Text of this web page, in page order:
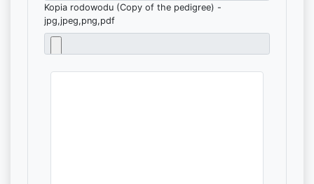
Kopia rodowodu (Copy of the pedigree) -
jpg,jpeg,png,pdf